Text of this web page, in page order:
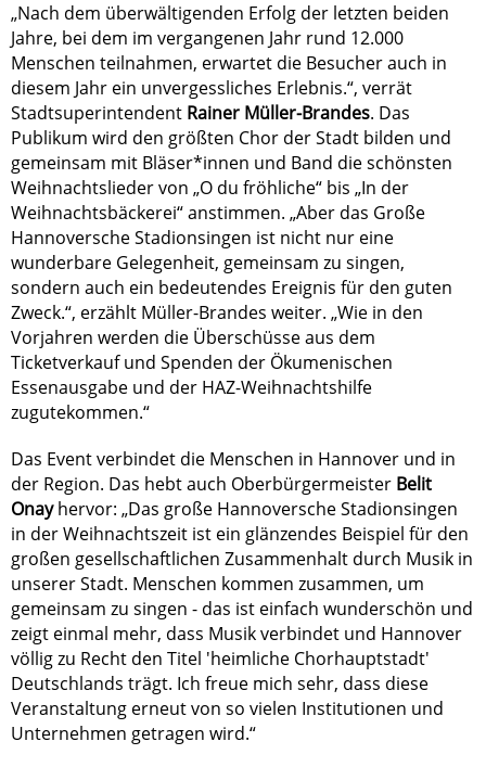
„Nach dem überwältigenden Erfolg der letzten beiden
Jahre, bei dem im vergangenen Jahr rund 12.000
Menschen teilnahmen, erwartet die Besucher auch in
diesem Jahr ein unvergessliches Erlebnis.“, verrät
Stadtsuperintendent Rainer Müller-Brandes. Das
Publikum wird den größten Chor der Stadt bilden und
gemeinsam mit Bläser*innen und Band die schönsten
Weihnachtslieder von „O du fröhliche“ bis „In der
Weihnachtsbäckerei“ anstimmen. „Aber das Große
Hannoversche Stadionsingen ist nicht nur eine
wunderbare Gelegenheit, gemeinsam zu singen,
sondern auch ein bedeutendes Ereignis für den guten
Zweck.“, erzählt Müller-Brandes weiter. „Wie in den
Vorjahren werden die Überschüsse aus dem
Ticketverkauf und Spenden der Ökumenischen
Essenausgabe und der HAZ-Weihnachtshilfe
zugutekommen.“
Das Event verbindet die Menschen in Hannover und in
der Region. Das hebt auch Oberbürgermeister Belit
Onayhervor: „Das große Hannoversche Stadionsingen
in der Weihnachtszeit ist ein glänzendes Beispiel für den
großen gesellschaftlichen Zusammenhalt durch Musik in
unserer Stadt. Menschen kommen zusammen, um
gemeinsam zu singen - das ist einfach wunderschön und
zeigt einmal mehr, dass Musik verbindet und Hannover
völlig zu Recht den Titel 'heimliche Chorhauptstadt'
Deutschlands trägt. Ich freue mich sehr, dass diese
Veranstaltung erneut von so vielen Institutionen und
Unternehmen getragen wird.“